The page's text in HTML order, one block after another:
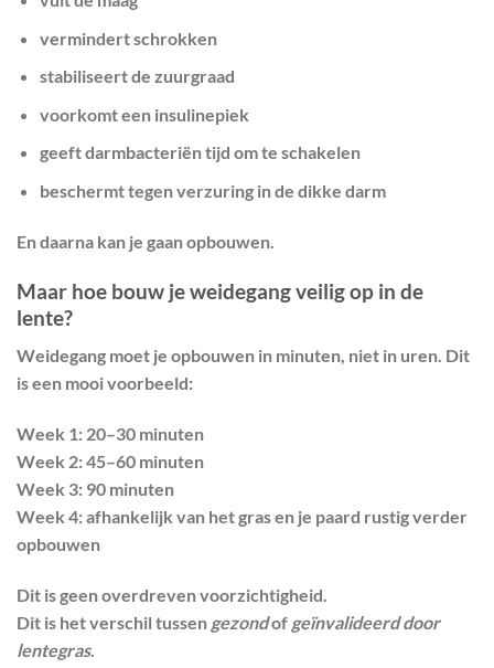
vermindert schrokken
stabiliseert de zuurgraad
voorkomt een insulinepiek
geeft darmbacteriën tijd om te schakelen
beschermt tegen verzuring in de dikke darm
En daarna kan je gaan opbouwen.
Maar hoe bouw je weidegang veilig op in de
lente?
Weidegang moet je opbouwen in minuten, niet in uren. Dit
is een mooi voorbeeld:
Week 1: 20–30 minuten
Week 2: 45–60 minuten
Week 3: 90 minuten
Week 4: afhankelijk van het gras en je paard rustig verder
opbouwen
Dit is geen overdreven voorzichtigheid.
Dit is het verschil tussen gezondof geïnvalideerd door
lentegras.